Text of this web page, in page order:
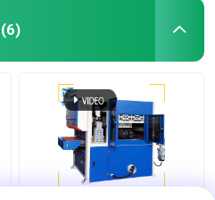
(6)